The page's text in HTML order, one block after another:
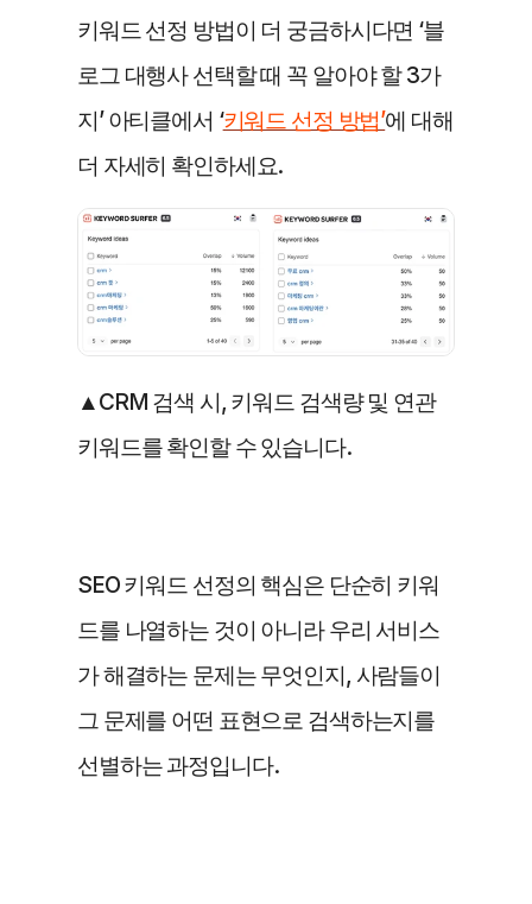
키워드 선정 방법이 더 궁금하시다면 ‘블
로그 대행사 선택할 때 꼭 알아야 할 3가
지’ 아티클에서 ‘키워드 선정 방법’에 대해
더 자세히 확인하세요.
▲CRM 검색 시, 키워드 검색량 및 연관
키워드를 확인할 수 있습니다.
SEO 키워드 선정의 핵심은 단순히 키워
드를 나열하는 것이 아니라 우리 서비스
가 해결하는 문제는 무엇인지, 사람들이
그 문제를 어떤 표현으로 검색하는지를
선별하는 과정입니다.